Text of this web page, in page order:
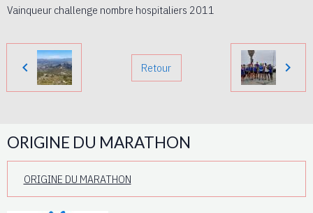
Vainqueur challenge nombre hospitaliers 2011
Retour
ORIGINE DU MARATHON
ORIGINE DU MARATHON